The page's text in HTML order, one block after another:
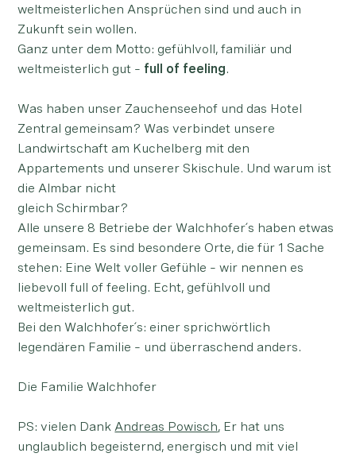
weltmeisterlichen Ansprüchen sind und auch in
Zukunft sein wollen.
Ganz unter dem Motto: gefühlvoll, familiär und
weltmeisterlich gut – full of feeling.
Was haben unser Zauchenseehof und das Hotel
Zentral gemeinsam? Was verbindet unsere
Landwirtschaft am Kuchelberg mit den
Appartements und unserer Skischule. Und warum ist
die Almbar nicht
gleich Schirmbar?
Alle unsere 8 Betriebe der Walchhofer´s haben etwas
gemeinsam. Es sind besondere Orte, die für 1 Sache
stehen: Eine Welt voller Gefühle – wir nennen es
liebevoll full of feeling. Echt, gefühlvoll und
weltmeisterlich gut.
Bei den Walchhofer´s: einer sprichwörtlich
legendären Familie – und überraschend anders.
Die Familie Walchhofer
PS: vielen Dank Andreas Powisch, Er hat uns
unglaublich begeisternd, energisch und mit viel